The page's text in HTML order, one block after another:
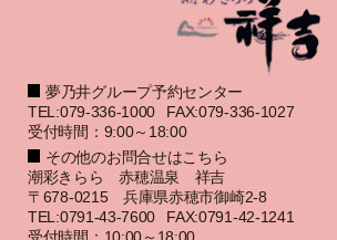
夢乃井グループ予約センター
TEL:079-336-1000
FAX:079-336-1027
受付時間：9:00～18:00
その他のお問合せはこちら
潮彩きらら 赤穂温泉 祥吉
〒678-0215 兵庫県赤穂市御崎2-8
TEL:0791-43-7600
FAX:0791-42-1241